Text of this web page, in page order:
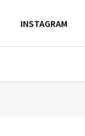
INSTAGRAM